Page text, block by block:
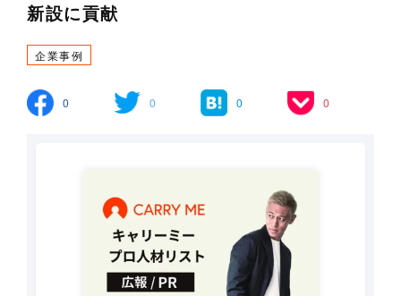
新設に貢献
企業事例
0 0 0 0